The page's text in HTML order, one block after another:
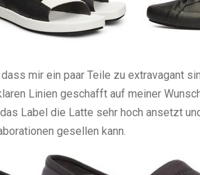
mir ein paar Teile zu extravagant
Linien geschafft auf meiner
Label die Latte sehr hoch ansetzt
gesellen kann.